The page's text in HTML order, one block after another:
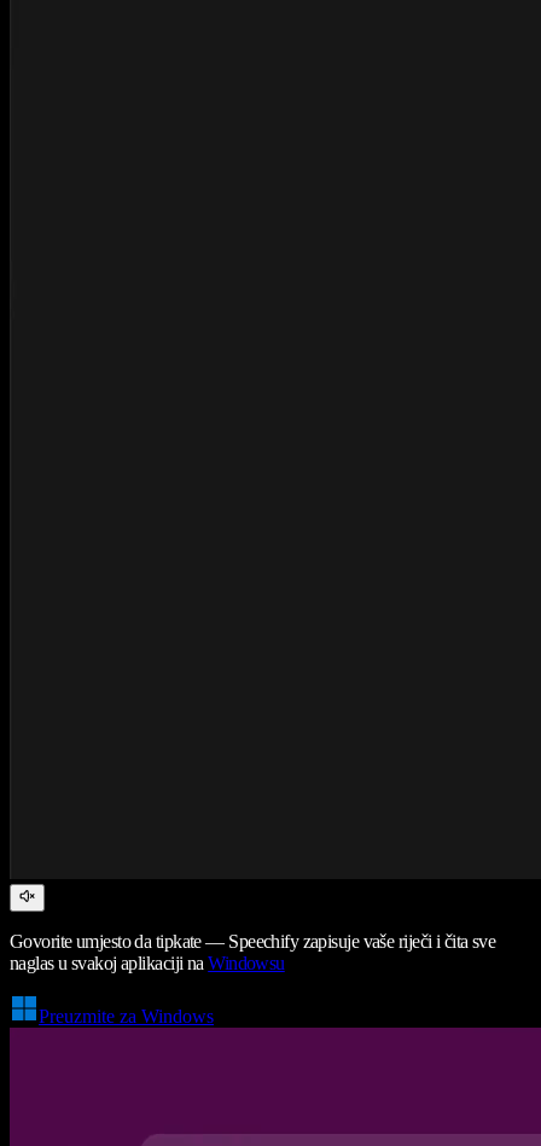
Govorite umjesto da tipkate — Speechify zapisuje vaše riječi i čita sve
naglas u svakoj aplikaciji naWindowsu
Preuzmite za Windows